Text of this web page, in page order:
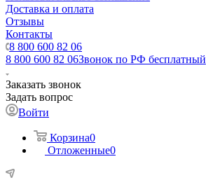
Доставка и оплата
Отзывы
Контакты
8 800 600 82 06
8 800 600 82 06Звонок по РФ бесплатный
Заказать звонок
Задать вопрос
Войти
Корзина0
Отложенные0